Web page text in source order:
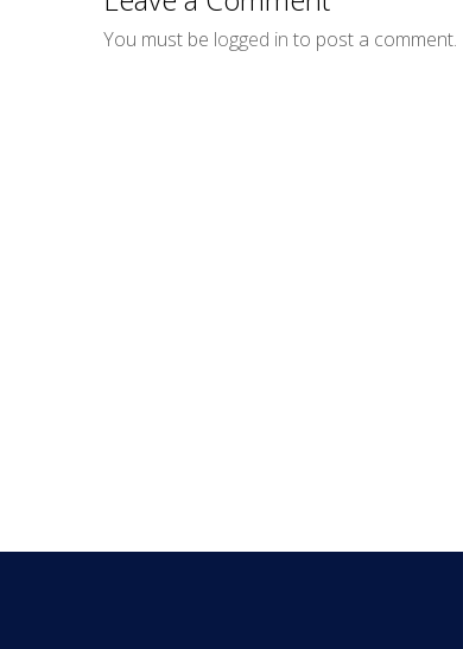
You must be logged in to post a comment.